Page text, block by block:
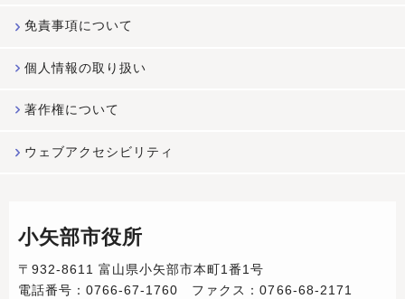
免責事項について
個人情報の取り扱い
著作権について
ウェブアクセシビリティ
小矢部市役所
〒932-8611 富山県小矢部市本町1番1号
電話番号：0766-67-1760 ファクス：0766-68-2171